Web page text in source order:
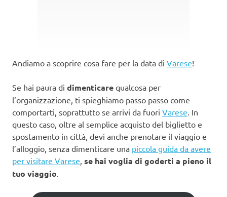
Andiamo a scoprire cosa fare per la data di Varese!
Se hai paura di dimenticare qualcosa per
l’organizzazione, ti spieghiamo passo passo come
comportarti, soprattutto se arrivi da fuori Varese . In
questo caso, oltre al semplice acquisto del biglietto e
spostamento in città, devi anche prenotare il viaggio e
l’alloggio, senza dimenticare una piccola guida da avere
per visitare Varese se hai voglia di goderti a pieno il
tuo viaggio